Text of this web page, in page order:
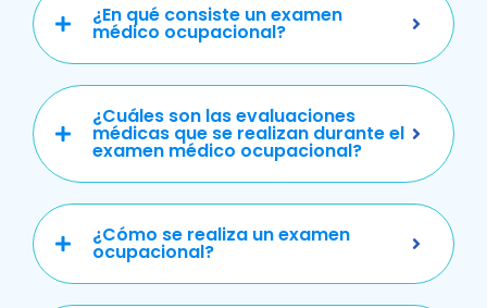
¿En qué consiste un examen
médico ocupacional?
¿Cuáles son las evaluaciones
médicas que se realizan durante el
examen médico ocupacional?
¿Cómo se realiza un examen
ocupacional?